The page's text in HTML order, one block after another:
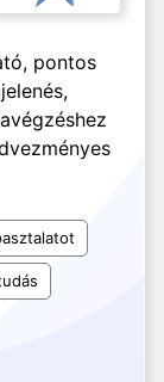
pontos